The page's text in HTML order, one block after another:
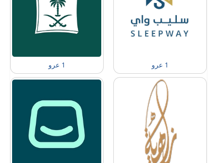
1 عرو 1 عرو